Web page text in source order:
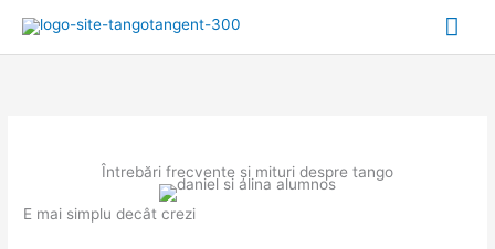
Întrebări frecvente și mituri despre tango
E mai simplu decât crezi